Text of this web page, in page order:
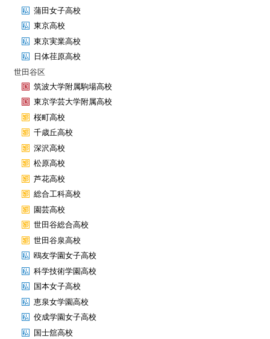
蒲田女子高校
東京高校
東京実業高校
日体荏原高校
世田谷区
筑波大学附属駒場高校
東京学芸大学附属高校
桜町高校
千歳丘高校
深沢高校
松原高校
芦花高校
総合工科高校
園芸高校
世田谷総合高校
世田谷泉高校
鴎友学園女子高校
科学技術学園高校
国本女子高校
恵泉女学園高校
佼成学園女子高校
国士舘高校